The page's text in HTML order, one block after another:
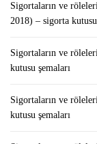
Sigortaların ve
2018) – sigorta kutusu
Sigortaların ve
kutusu şemaları
Sigortaların ve
kutusu şemaları